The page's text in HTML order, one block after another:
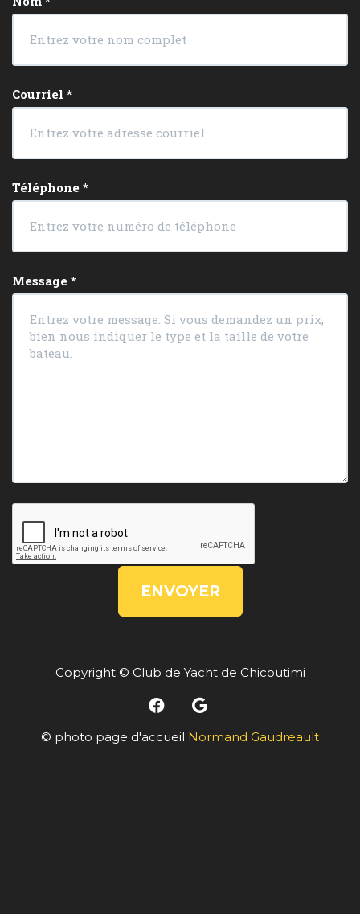
Courriel *
Téléphone *
Message *
ENVOYER
Copyright © Club de Yacht de Chicoutimi
© photo page d'accueil Normand Gaudreault